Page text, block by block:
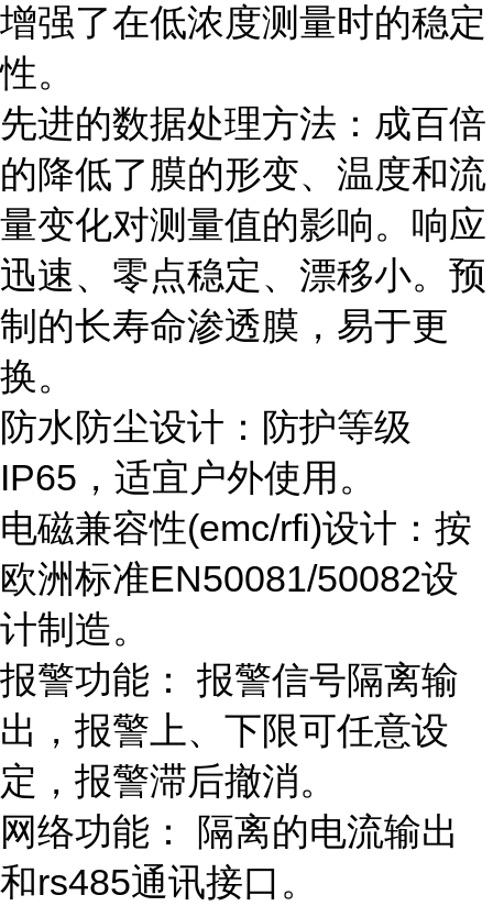
增强了在低浓度测量时的稳定
性。
先进的数据处理方法：成百倍
的降低了膜的形变、温度和流
量变化对测量值的影响。响应
迅速、零点稳定、漂移小。预
制的长寿命渗透膜，易于更
换。
防水防尘设计：防护等级
IP65，适宜户外使用。
电磁兼容性(emc/rfi)设计：按
欧洲标准EN50081/50082设
计制造。
报警功能： 报警信号隔离输
出，报警上、下限可任意设
定，报警滞后撤消。
网络功能： 隔离的电流输出
和rs485通讯接口。